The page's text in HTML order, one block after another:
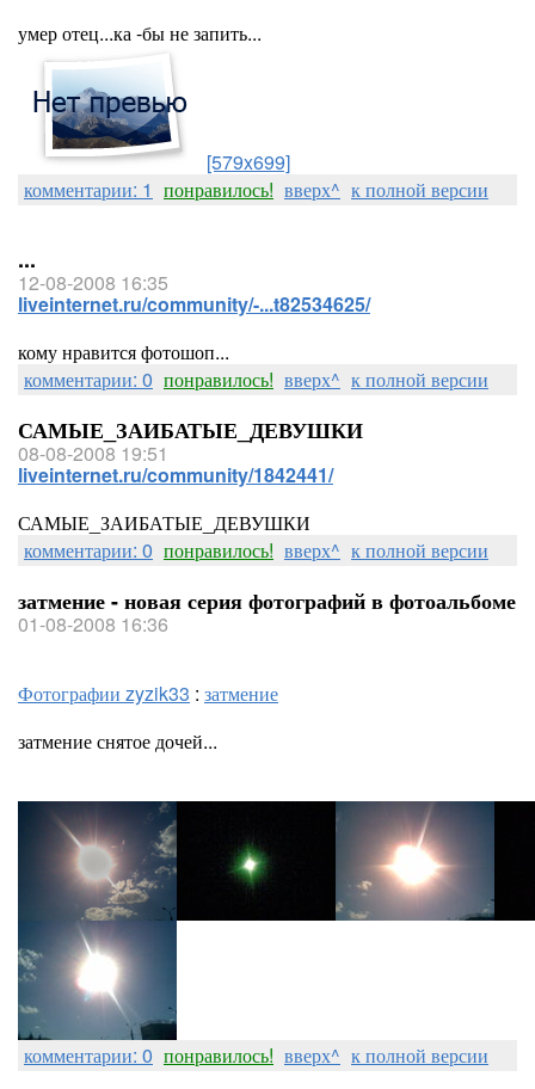
умер отец...ка -бы не запить...
[579x699]
комментарии: 1 понравилось! вверх^ к полной версии
...
12-08-2008 16:35
liveinternet.ru/community/-...t82534625/
кому нравится фотошоп...
комментарии: 0 понравилось! вверх^ к полной версии
САМЫЕ_ЗАИБАТЫЕ_ДЕВУШКИ
08-08-2008 19:51
liveinternet.ru/community/1842441/
САМЫЕ_ЗАИБАТЫЕ_ДЕВУШКИ
комментарии: 0 понравилось! вверх^ к полной версии
затмение - новая серия фотографий в фотоальбоме
01-08-2008 16:36
Фотографии zyzik33 : затмение
затмение снятое дочей...
комментарии: 0 понравилось! вверх^ к полной версии